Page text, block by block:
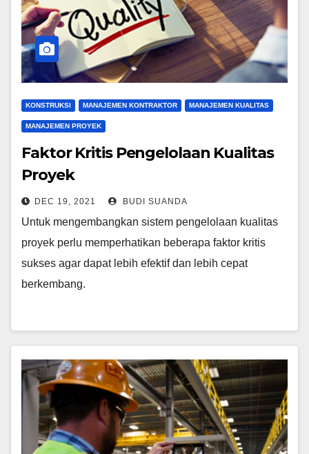
KONSTRUKSI MANAJEMEN KONTRAKTOR MANAJEMEN KUALITAS
MANAJEMEN PROYEK
Faktor Kritis Pengelolaan Kualitas
Proyek
DEC 19, 2021 BUDI SUANDA
Untuk mengembangkan sistem pengelolaan kualitas
proyek perlu memperhatikan beberapa faktor kritis
sukses agar dapat lebih efektif dan lebih cepat
berkembang.